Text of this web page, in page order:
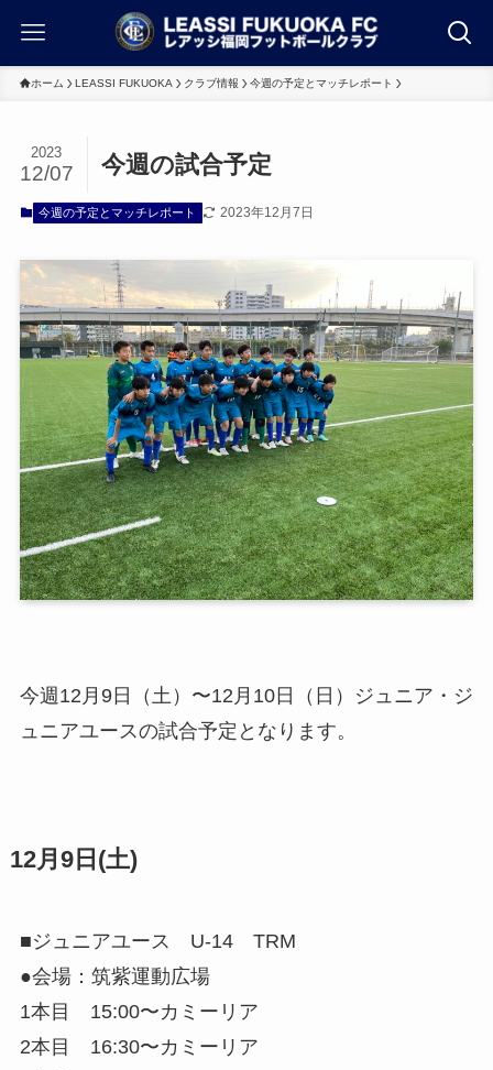
ホーム LEASSI FUKUOKA クラブ情報 今週の予定とマッチレポート
今週の試合予定
2023
12/07
今週の予定とマッチレポート 2023年12月7日
今週12月9日（土）〜12月10日（日）ジュニア・ジ
ュニアユースの試合予定となります。
12月9日(土)
■ジュニアユース U-14 TRM
●会場：筑紫運動広場
1本目 15:00〜カミーリア
2本目 16:30〜カミーリア